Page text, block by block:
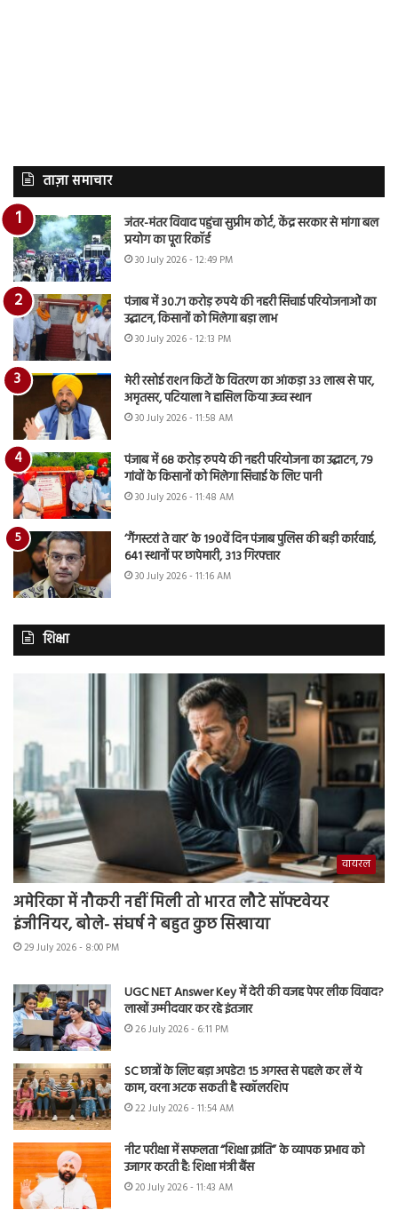
ताज़ा समाचार
जंतर-मंतर विवाद पहुंचा सुप्रीम कोर्ट, केंद्र सरकार से मांगा बल
प्रयोग का पूरा रिकॉर्ड
30 July 2026 - 12:49 PM
पंजाब में 30.71 करोड़ रुपये की नहरी सिंचाई परियोजनाओं का
उद्घाटन, किसानों को मिलेगा बड़ा लाभ
30 July 2026 - 12:13 PM
मेरी रसोई राशन किटों के वितरण का आंकड़ा 33 लाख से पार,
अमृतसर, पटियाला ने हासिल किया उच्च स्थान
30 July 2026 - 11:58 AM
पंजाब में 68 करोड़ रुपये की नहरी परियोजना का उद्घाटन, 79
गांवों के किसानों को मिलेगा सिंचाई के लिए पानी
30 July 2026 - 11:48 AM
‘गैंगस्टरां ते वार’ के 190वें दिन पंजाब पुलिस की बड़ी कार्रवाई,
641 स्थानों पर छापेमारी, 313 गिरफ्तार
30 July 2026 - 11:16 AM
शिक्षा
वायरल
अमेरिका में नौकरी नहीं मिली तो भारत लौटे सॉफ्टवेयर
इंजीनियर, बोले- संघर्ष ने बहुत कुछ सिखाया
29 July 2026 - 8:00 PM
UGC NET Answer Key में देरी की वजह पेपर लीक विवाद?
लाखों उम्मीदवार कर रहे इंतजार
26 July 2026 - 6:11 PM
SC छात्रों के लिए बड़ा अपडेट! 15 अगस्त से पहले कर लें ये
काम, वरना अटक सकती है स्कॉलरशिप
22 July 2026 - 11:54 AM
नीट परीक्षा में सफलता “शिक्षा क्रांति” के व्यापक प्रभाव को
उजागर करती है: शिक्षा मंत्री बैंस
20 July 2026 - 11:43 AM